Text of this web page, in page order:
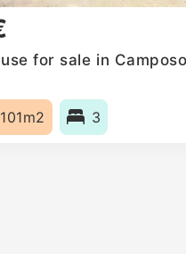
for sale in
101m2 3